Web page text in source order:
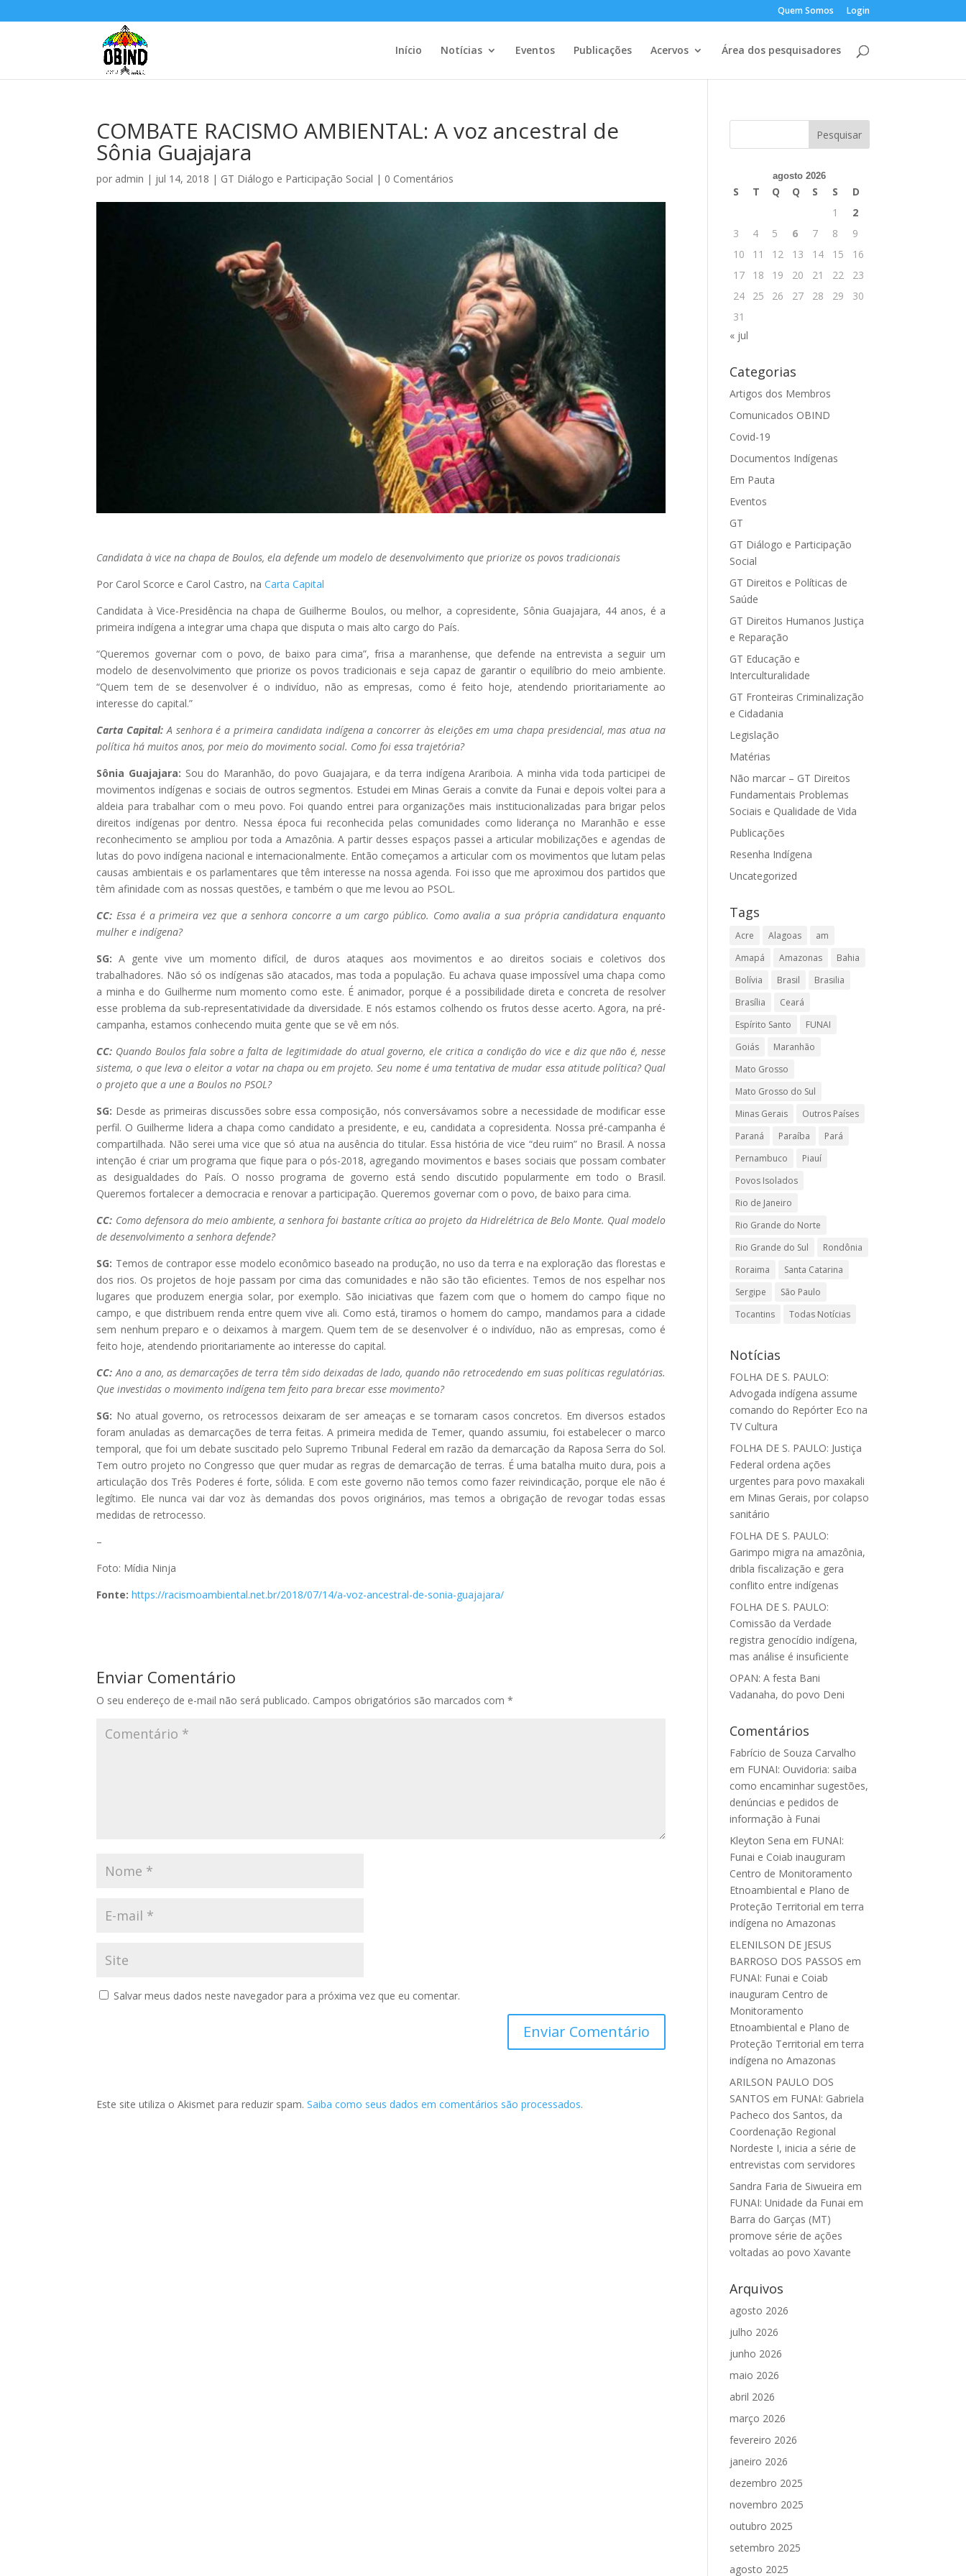
Quem Somos Login
Início Notícias Eventos Publicações Acervos Área dos pesquisadores
COMBATE RACISMO AMBIENTAL: A voz ancestral de
Sônia Guajajara
por admin | jul 14, 2018 | GT Diálogo e Participação Social | 0 Comentários
Candidata à vice na chapa de Boulos, ela defende um modelo de desenvolvimento que priorize os povos tradicionais
Por Carol Scorce e Carol Castro, naCarta Capital
Candidata à Vice-Presidência na chapa de Guilherme Boulos, ou melhor, a copresidente, Sônia Guajajara, 44 anos, é a
primeira indígena a integrar uma chapa que disputa o mais alto cargo do País.
“Queremos governar com o povo, de baixo para cima”, frisa a maranhense, que defende na entrevista a seguir um
modelo de desenvolvimento que priorize os povos tradicionais e seja capaz de garantir o equilíbrio do meio ambiente.
“Quem tem de se desenvolver é o indivíduo, não as empresas, como é feito hoje, atendendo prioritariamente ao
interesse do capital.”
Carta Capital: A senhora é a primeira candidata indígena a concorrer às eleições em uma chapa presidencial, mas atua na
política há muitos anos, por meio do movimento social. Como foi essa trajetória?
Sônia Guajajara: Sou do Maranhão, do povo Guajajara, e da terra indígena Arariboia. A minha vida toda participei de
movimentos indígenas e sociais de outros segmentos. Estudei em Minas Gerais a convite da Funai e depois voltei para a
aldeia para trabalhar com o meu povo. Foi quando entrei para organizações mais institucionalizadas para brigar pelos
direitos indígenas por dentro. Nessa época fui reconhecida pelas comunidades como liderança no Maranhão e esse
reconhecimento se ampliou por toda a Amazônia. A partir desses espaços passei a articular mobilizações e agendas de
lutas do povo indígena nacional e internacionalmente. Então começamos a articular com os movimentos que lutam pelas
causas ambientais e os parlamentares que têm interesse na nossa agenda. Foi isso que me aproximou dos partidos que
têm afinidade com as nossas questões, e também o que me levou ao PSOL.
CC: Essa é a primeira vez que a senhora concorre a um cargo público. Como avalia a sua própria candidatura enquanto
mulher e indígena?
SG:A gente vive um momento difícil, de duros ataques aos movimentos e ao direitos sociais e coletivos dos
trabalhadores. Não só os indígenas são atacados, mas toda a população. Eu achava quase impossível uma chapa como
a minha e do Guilherme num momento como este. É animador, porque é a possibilidade direta e concreta de resolver
esse problema da sub-representatividade da diversidade. E nós estamos colhendo os frutos desse acerto. Agora, na pré-
campanha, estamos conhecendo muita gente que se vê em nós.
CC: Quando Boulos fala sobre a falta de legitimidade do atual governo, ele critica a condição do vice e diz que não é, nesse
sistema, o que leva o eleitor a votar na chapa ou em projeto. Seu nome é uma tentativa de mudar essa atitude política? Qual
o projeto que a une a Boulos no PSOL?
SG: Desde as primeiras discussões sobre essa composição, nós conversávamos sobre a necessidade de modificar esse
perfil. O Guilherme lidera a chapa como candidato a presidente, e eu, candidata a copresidenta. Nossa pré-campanha é
compartilhada. Não serei uma vice que só atua na ausência do titular. Essa história de vice “deu ruim” no Brasil. A nossa
intenção é criar um programa que fique para o pós-2018, agregando movimentos e bases sociais que possam combater
as desigualdades do País. O nosso programa de governo está sendo discutido popularmente em todo o Brasil.
Queremos fortalecer a democracia e renovar a participação. Queremos governar com o povo, de baixo para cima.
CC: Como defensora do meio ambiente, a senhora foi bastante crítica ao projeto da Hidrelétrica de Belo Monte. Qual modelo
de desenvolvimento a senhora defende?
SG: Temos de contrapor esse modelo econômico baseado na produção, no uso da terra e na exploração das florestas e
dos rios. Os projetos de hoje passam por cima das comunidades e não são tão eficientes. Temos de nos espelhar nos
lugares que produzem energia solar, por exemplo. São iniciativas que fazem com que o homem do campo fique no
campo, e que distribuem renda entre quem vive ali. Como está, tiramos o homem do campo, mandamos para a cidade
sem nenhum preparo e o deixamos à margem. Quem tem de se desenvolver é o indivíduo, não as empresas, como é
feito hoje, atendendo prioritariamente ao interesse do capital.
CC: Ano a ano, as demarcações de terra têm sido deixadas de lado, quando não retrocedendo em suas políticas regulatórias.
Que investidas o movimento indígena tem feito para brecar esse movimento?
SG: No atual governo, os retrocessos deixaram de ser ameaças e se tornaram casos concretos. Em diversos estados
foram anuladas as demarcações de terra feitas. A primeira medida de Temer, quando assumiu, foi estabelecer o marco
temporal, que foi um debate suscitado pelo Supremo Tribunal Federal em razão da demarcação da Raposa Serra do Sol.
Tem outro projeto no Congresso que quer mudar as regras de demarcação de terras. É uma batalha muito dura, pois a
articulação dos Três Poderes é forte, sólida. E com este governo não temos como fazer reivindicação, porque ele não é
legítimo. Ele nunca vai dar voz às demandas dos povos originários, mas temos a obrigação de revogar todas essas
medidas de retrocesso.
–
Foto: Mídia Ninja
Fonte:https://racismoambiental.net.br/2018/07/14/a-voz-ancestral-de-sonia-guajajara/
Enviar Comentário
O seu endereço de e-mail não será publicado. Campos obrigatórios são marcados com*
Salvar meus dados neste navegador para a próxima vez que eu comentar.
Este site utiliza o Akismet para reduzir spam.Saiba como seus dados em comentários são processados.
agosto 2026
S T Q Q S S
D
1
2
3
4 5 6 7 8
9
10
11 12 13 14 15
16
17
18 19 20 21 22
23
24
25 26 27 28 29
30
31
« jul
Categorias
Artigos dos Membros
Comunicados OBIND
Covid-19
Documentos Indígenas
Em Pauta
Eventos
GT
GT Diálogo e Participação
Social
GT Direitos e Políticas de
Saúde
GT Direitos Humanos Justiça
e Reparação
GT Educação e
Interculturalidade
GT Fronteiras Criminalização
e Cidadania
Legislação
Matérias
Não marcar – GT Direitos
Fundamentais Problemas
Sociais e Qualidade de Vida
Publicações
Resenha Indígena
Uncategorized
Tags
Acre Alagoas
am
Amapá
Amazonas
Bahia
Bolívia
Brasil
Brasilia
Brasília
Ceará
Espírito Santo
FUNAI
Goiás
Maranhão
Mato Grosso
Mato Grosso do Sul
Minas Gerais
Outros Países
Paraná
Paraíba
Pará
Pernambuco
Piauí
Povos Isolados
Rio de Janeiro
Rio Grande do Norte
Rio Grande do Sul
Rondônia
Roraima
Santa Catarina
Sergipe
São Paulo
Tocantins
Todas Notícias
Notícias
FOLHA DE S. PAULO:
Advogada indígena assume
comando do Repórter Eco na
TV Cultura
FOLHA DE S. PAULO: Justiça
Federal ordena ações
urgentes para povo maxakali
em Minas Gerais, por colapso
sanitário
FOLHA DE S. PAULO:
Garimpo migra na amazônia,
dribla fiscalização e gera
conflito entre indígenas
FOLHA DE S. PAULO:
Comissão da Verdade
registra genocídio indígena,
mas análise é insuficiente
OPAN: A festa Bani
Vadanaha, do povo Deni
Comentários
Fabrício de Souza Carvalho
em FUNAI: Ouvidoria: saiba
como encaminhar sugestões,
denúncias e pedidos de
informação à Funai
Kleyton Sena em FUNAI:
Funai e Coiab inauguram
Centro de Monitoramento
Etnoambiental e Plano de
Proteção Territorial em terra
indígena no Amazonas
ELENILSON DE JESUS
BARROSO DOS PASSOS em
FUNAI: Funai e Coiab
inauguram Centro de
Monitoramento
Etnoambiental e Plano de
Proteção Territorial em terra
indígena no Amazonas
ARILSON PAULO DOS
SANTOS em FUNAI: Gabriela
Pacheco dos Santos, da
Coordenação Regional
Nordeste I, inicia a série de
entrevistas com servidores
Sandra Faria de Siwueira em
FUNAI: Unidade da Funai em
Barra do Garças (MT)
promove série de ações
voltadas ao povo Xavante
Arquivos
agosto 2026
julho 2026
junho 2026
maio 2026
abril 2026
março 2026
fevereiro 2026
janeiro 2026
dezembro 2025
novembro 2025
outubro 2025
setembro 2025
agosto 2025